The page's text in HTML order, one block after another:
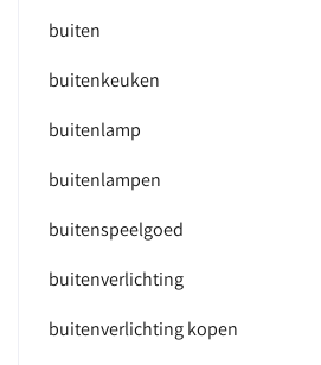
buiten
buitenkeuken
buitenlamp
buitenlampen
buitenspeelgoed
buitenverlichting
buitenverlichting kopen